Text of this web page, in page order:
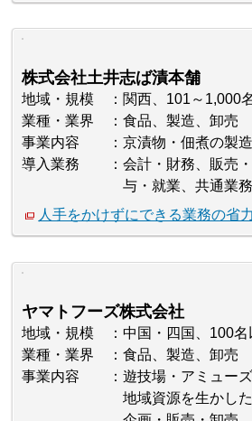
株式会社土井志ば漬本舗
地域・規模
関西、101～1,000
業種・業界
食品、製造、卸売
事業内容
京漬物・佃煮の製
導入業務
会計・財務、販売
与・就業、共通業務
人手をかけずにできる業務の省
ヤマトフーズ株式会社
地域・規模
中国・四国、100名
業種・業界
食品、製造、卸売
事業内容
遊技場・アミュー
地域資源を生かし